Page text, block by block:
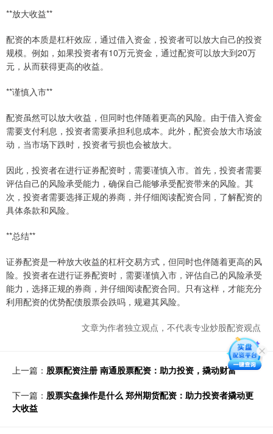
**放大收益**
配资的本质是杠杆效应，通过借入资金，投资者可以放大自己的投资
规模。例如，如果投资者有10万元资金，通过配资可以放大到20万
元，从而获得更高的收益。
**谨慎入市**
配资虽然可以放大收益，但同时也伴随着更高的风险。由于借入资金
需要支付利息，投资者需要承担利息成本。此外，配资会放大市场波
动，当市场下跌时，投资者亏损也会被放大。
因此，投资者在进行证券配资时，需要谨慎入市。首先，投资者需要
评估自己的风险承受能力，确保自己能够承受配资带来的风险。其
次，投资者需要选择正规的券商，并仔细阅读配资合同，了解配资的
具体条款和风险。
**总结**
证券配资是一种放大收益的杠杆交易方式，但同时也伴随着更高的风
险。投资者在进行证券配资时，需要谨慎入市，评估自己的风险承受
能力，选择正规的券商，并仔细阅读配资合同。只有这样，才能充分
利用配资的优势配债股票会跌吗，规避其风险。
文章为作者独立观点，不代表专业炒股配资观点
上一篇： 股票配资注册 南通股票配资：助力投资，撬动财富
下一篇： 股票实盘操作是什么 郑州期货配资：助力投资者撬动更
大收益